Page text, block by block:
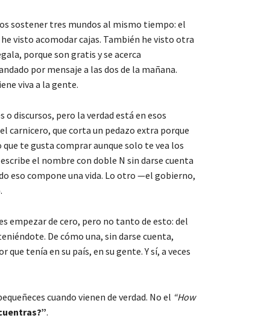
sostener tres mundos al mismo tiempo: el
visto acomodar cajas. También he visto otra
porque son gratis y se acerca
por mensaje a las dos de la mañana.
viva a la gente.
o discursos, pero la verdad está en esos
carnicero, que corta un pedazo extra porque
te gusta comprar aunque solo te vea los
el nombre con doble N sin darse cuenta
eso compone una vida. Lo otro —el gobierno,
empezar de cero, pero no tanto de esto: del
De cómo una, sin darse cuenta,
tenía en su país, en su gente. Y sí, a veces
cuando vienen de verdad. No el “How
.